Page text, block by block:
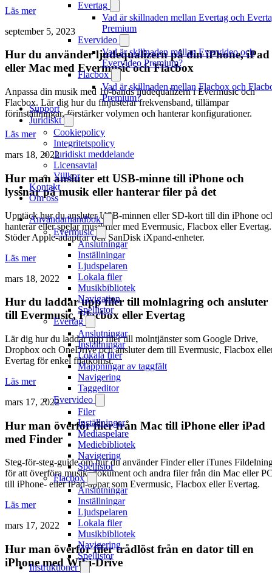
Evertag
Vad är skillnaden mellan Evertag och
Premium
Evervideo
Vad är skillnaden mellan Evervideo och
Evervideo Premium?
Flacbox
Vad är skillnaden mellan Flacbox och
Premium?
Support
Juridiskt
Cookiepolicy
Integritetspolicy
Juridiskt meddelande
Licensavtal
Villkor
Kontakt
Om oss
Användarhandbok
Evermusic
Anslutningar
Inställningar
Ljudspelaren
Lokala filer
Musikbibliotek
Navigation
Spellistor
Evertag
Anslutningar
Inställningar
Lokala filer
Mappningar av taggfält
Navigering
Taggeditor
Evervideo
Filer
Inställningar
Mediaspelare
Mediebibliotek
Navigering
Spellistor
Flacbox
Anslutningar
Inställningar
Ljudspelaren
Lokala filer
Musikbibliotek
Navigering
Spellistor
Instruktioner
Läs mer
september 5, 2023
Hur du använder ljudequalizern på din iPhone, iPad
eller Mac med Evermusic och Flacbox
Anpassa din musik med 10-bands ljudequalizern i Evermusic och
Flacbox. Lär dig hur du finjusterar frekvensband, tillämpar
förinställningar, förstärker volymen och hanterar konfigurationer.
Läs mer
mars 18, 2022
Hur man ansluter ett USB-minne till iPhone och
lyssnar på musik eller hanterar filer på det
Upptäck hur du ansluter USB-minnen eller SD-kort till din iPhone
hanterar eller spelar musikfiler med Evermusic, Flacbox eller Evertag.
Stöder Apple-adaptrar och SanDisk iXpand-enheter.
Läs mer
mars 18, 2022
Hur du laddar upp filer till molnlagring och ansluter
till Evermusic, Flacbox eller Evertag
Lär dig hur du laddar upp filer till molntjänster som Google Drive,
Dropbox och OneDrive och ansluter dem till Evermusic, Flacbox
Evertag för enkel filåtkomst.
Läs mer
mars 17, 2022
Hur man överför filer från Mac till iPhone eller iPad
med Finder
Steg-för-steg-guide om hur du använder Finder eller iTunes
för att överföra musik, dokument och andra filer från din Mac eller
till iPhone- eller iPad-appar som Evermusic, Flacbox eller Evertag.
Läs mer
mars 17, 2022
Hur man överför filer trådlöst från en dator till en
iPhone med WiFi-Drive